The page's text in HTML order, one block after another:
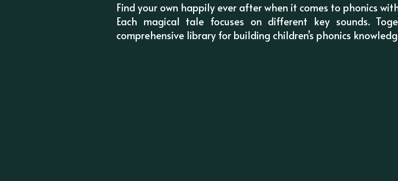
Find your own happily ever after when it comes to phonics
Each magical tale focuses on different key sounds.
comprehensive library for building children’s phonics